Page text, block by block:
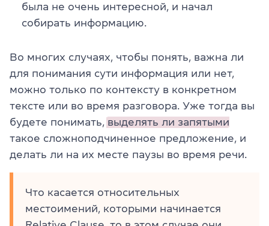
была не очень интересной, и начал
собирать информацию.
Во многих случаях, чтобы понять, важна ли
для понимания сути информация или нет,
можно только по контексту в конкретном
тексте или во время разговора. Уже тогда вы
будете понимать, выделять ли запятыми
такое сложноподчиненное предложение, и
делать ли на их месте паузы во время речи.
Что касается относительных
местоимений, которыми начинается